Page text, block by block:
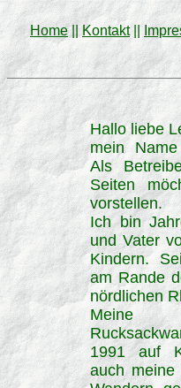
Home|| Kontakt||
Hallo liebe
mein
Als
Seiten
vorstellen.
Ich bin
und Vater
Kindern.
am Rande
nördlichen
Meine
1991 auf
auch meine